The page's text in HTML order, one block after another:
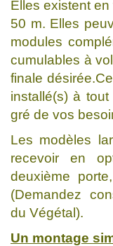
Elles existent
50 m. Elles
modules
cumulables à
finale
installé(s) à
gré de vos
Les modèles
recevoir en
deuxième
(Demandez
du Végétal).
Un montage